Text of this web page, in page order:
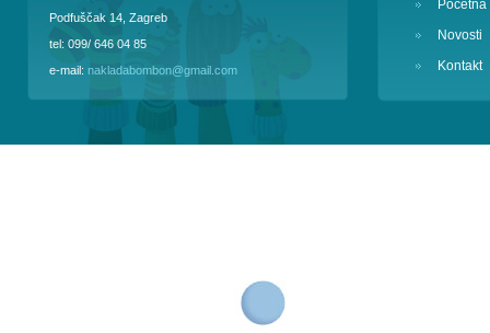
Podfuščak 14, Zagreb
tel: 099/ 646 04 85
e-mail: nakladabombon@gmail.com
Početna
Novosti
Kontakt